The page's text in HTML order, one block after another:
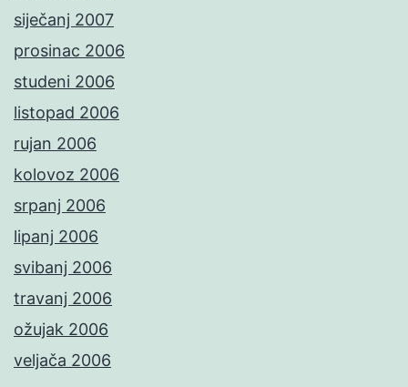
siječanj 2007
prosinac 2006
studeni 2006
listopad 2006
rujan 2006
kolovoz 2006
srpanj 2006
lipanj 2006
svibanj 2006
travanj 2006
ožujak 2006
veljača 2006